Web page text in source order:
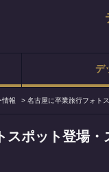
デ
情報 > 名古屋に卒業旅行フォト
スポット登場